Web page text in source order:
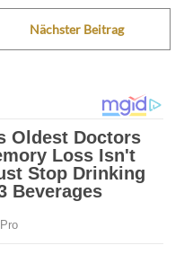
Nächster Beitrag